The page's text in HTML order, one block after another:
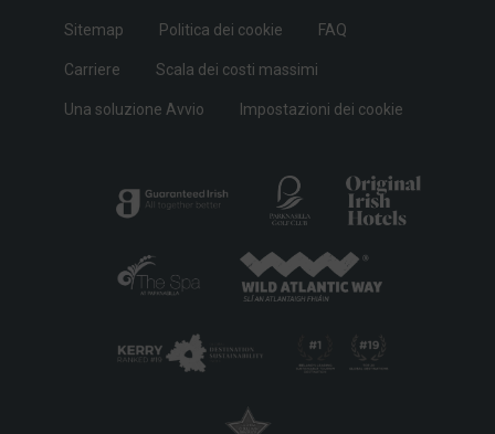
Sitemap Politica dei cookie FAQ
Carriere Scala dei costi massimi
Una soluzione Avvio Impostazioni dei cookie